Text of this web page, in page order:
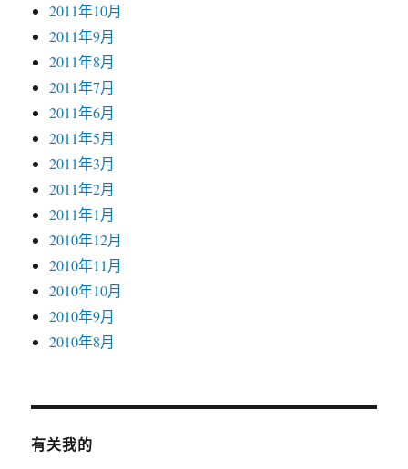
2011年10月
2011年9月
2011年8月
2011年7月
2011年6月
2011年5月
2011年3月
2011年2月
2011年1月
2010年12月
2010年11月
2010年10月
2010年9月
2010年8月
有关我的